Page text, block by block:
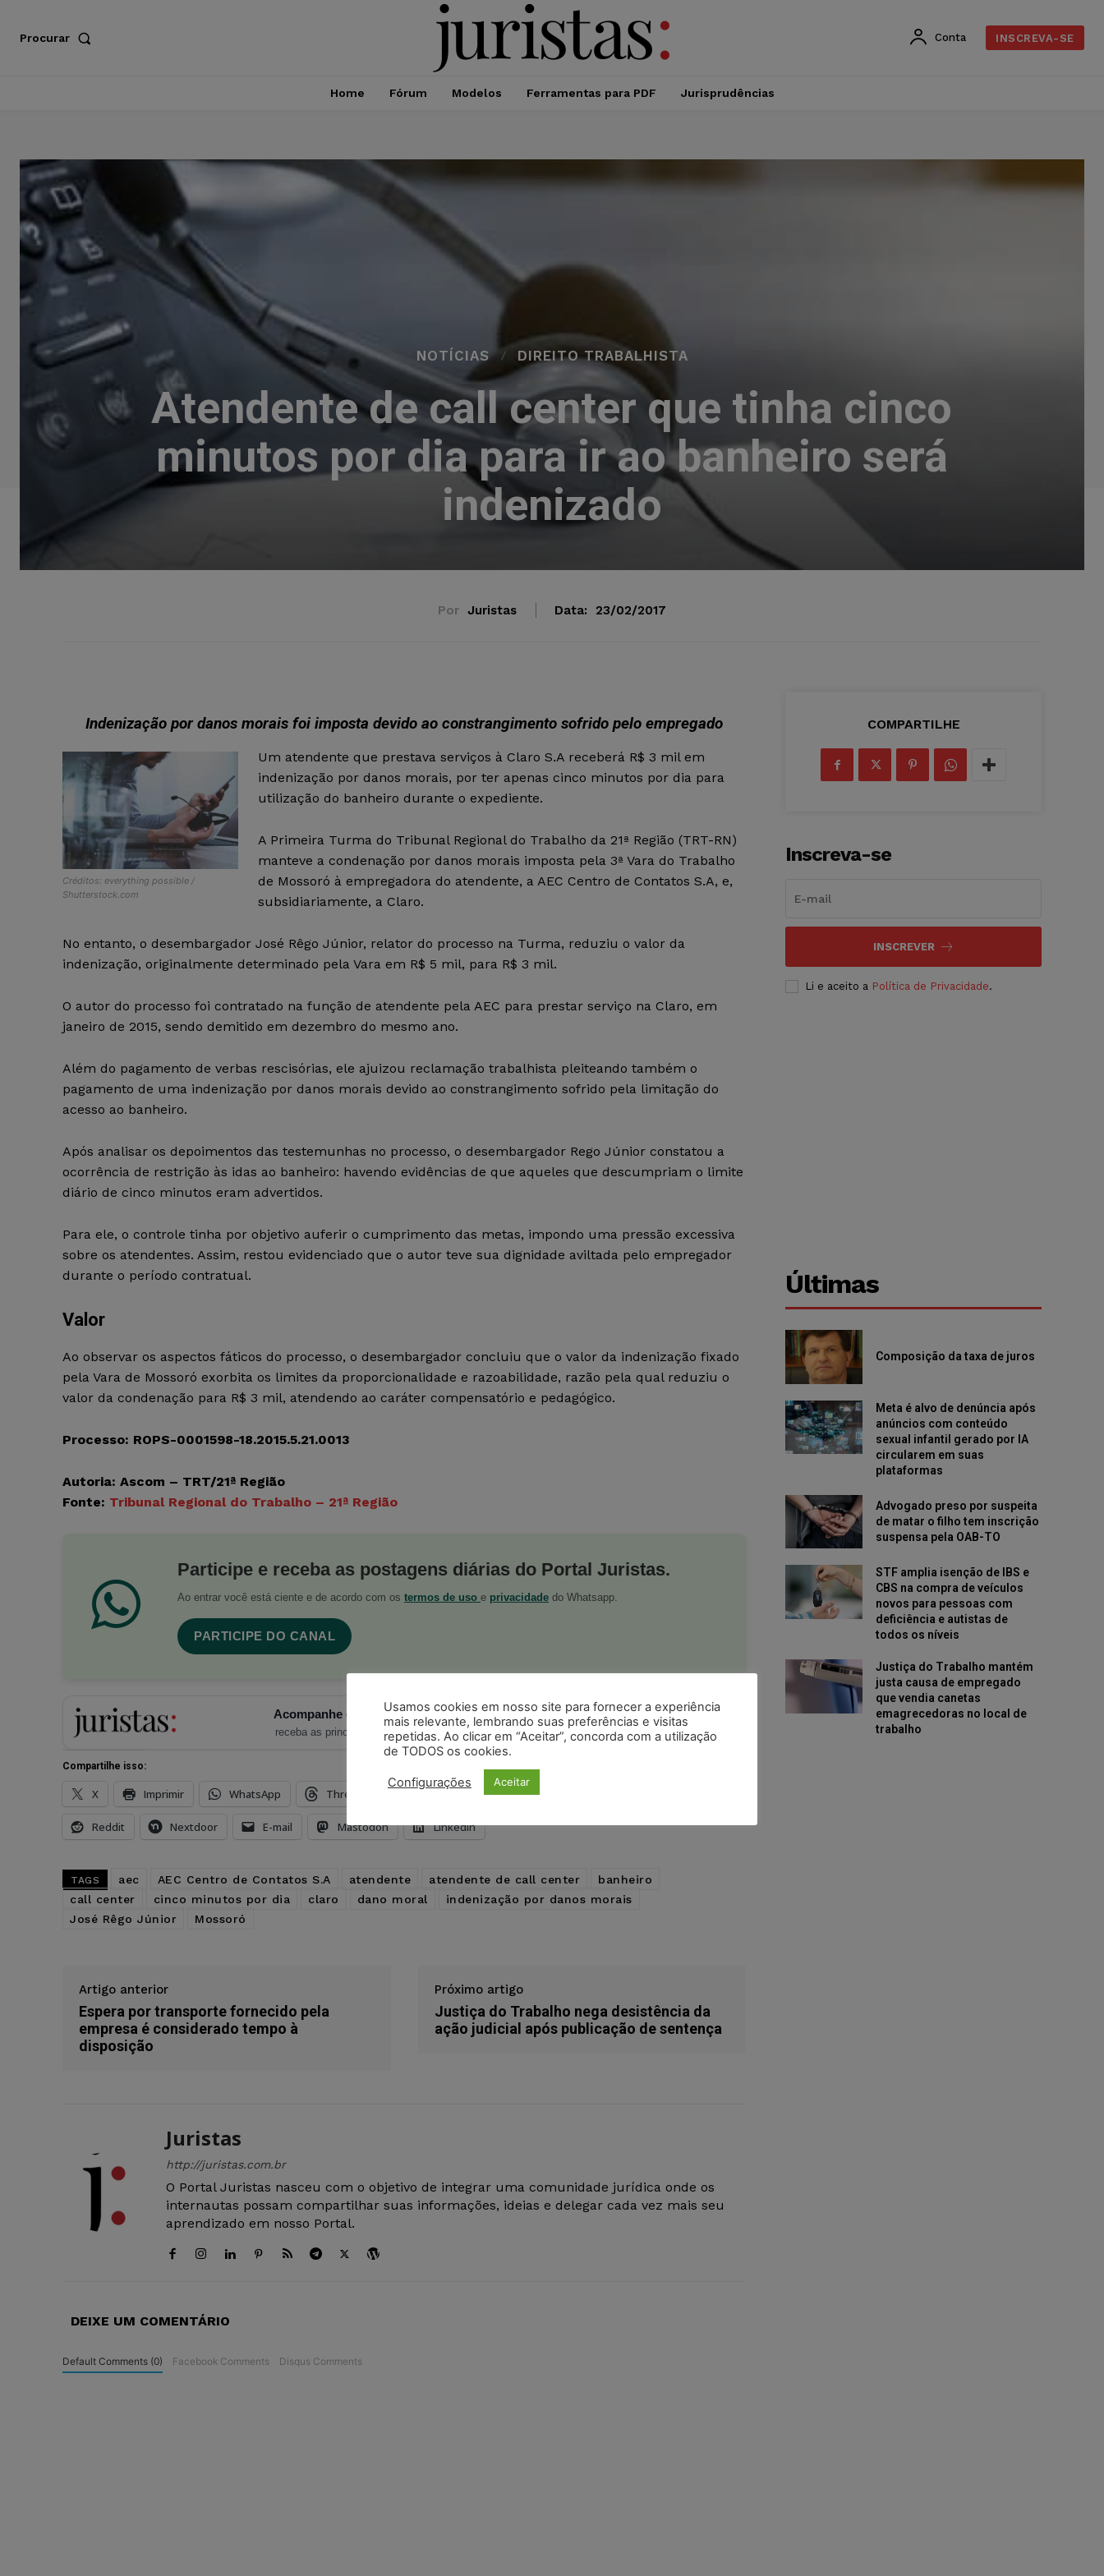
Procurar Conta INSCREVA-SE
Home Fórum Modelos Ferramentas para PDF Jurisprudências
NOTÍCIAS DIREITO TRABALHISTA
Atendente de call center que tinha cinco
minutos por dia para ir ao banheiro será
indenizado
Por Juristas Data: 23/02/2017
Indenização por danos morais foi imposta devido ao constrangimento sofrido pelo empregado
Créditos: everything possible /
Shutterstock.com
Um atendente que prestava serviços à Claro S.A receberá R$ 3 mil em
indenização por danos morais, por ter apenas cinco minutos por dia para
utilização do banheiro durante o expediente.
A Primeira Turma do Tribunal Regional do Trabalho da 21ª Região (TRT-RN)
manteve a condenação por danos morais imposta pela 3ª Vara do Trabalho
de Mossoró à empregadora do atendente, a AEC Centro de Contatos S.A, e,
subsidiariamente, a Claro.
No entanto, o desembargador José Rêgo Júnior, relator do processo na Turma, reduziu o valor da
indenização, originalmente determinado pela Vara em R$ 5 mil, para R$ 3 mil.
O autor do processo foi contratado na função de atendente pela AEC para prestar serviço na Claro, em
janeiro de 2015, sendo demitido em dezembro do mesmo ano.
Além do pagamento de verbas rescisórias, ele ajuizou reclamação trabalhista pleiteando também o
pagamento de uma indenização por danos morais devido ao constrangimento sofrido pela limitação do
acesso ao banheiro.
Após analisar os depoimentos das testemunhas no processo, o desembargador Rego Júnior constatou a
ocorrência de restrição às idas ao banheiro: havendo evidências de que aqueles que descumpriam o limite
diário de cinco minutos eram advertidos.
Para ele, o controle tinha por objetivo auferir o cumprimento das metas, impondo uma pressão excessiva
sobre os atendentes. Assim, restou evidenciado que o autor teve sua dignidade aviltada pelo empregador
durante o período contratual.
Valor
Ao observar os aspectos fáticos do processo, o desembargador concluiu que o valor da indenização fixado
pela Vara de Mossoró exorbita os limites da proporcionalidade e razoabilidade, razão pela qual reduziu o
valor da condenação para R$ 3 mil, atendendo ao caráter compensatório e pedagógico.
Processo: ROPS-0001598-18.2015.5.21.0013
Autoria: Ascom – TRT/21ª Região
Fonte: Tribunal Regional do Trabalho – 21ª Região
Participe e receba as postagens diárias do Portal Juristas.
Ao entrar você está ciente e de acordo com os termos de uso e privacidade do Whatsapp.
PARTICIPE DO CANAL
Acompanhe o Juristas no Google News
receba as principais notícias jurídicas do Brasil
Seguir no Google
Compartilhe isso:
X Imprimir WhatsApp Threads Facebook Telegram
Reddit Nextdoor E-mail Mastodon LinkedIn
TAGS aec AEC Centro de Contatos S.A atendente atendente de call center
banheiro
call center
cinco minutos por dia claro dano moral
indenização por danos morais
José Rêgo Júnior
Mossoró
Artigo anterior
Espera por transporte fornecido pela
empresa é considerado tempo à
disposição
Próximo artigo
Justiça do Trabalho nega desistência da
ação judicial após publicação de sentença
Juristas
http://juristas.com.br
O Portal Juristas nasceu com o objetivo de integrar uma comunidade jurídica onde os
internautas possam compartilhar suas informações, ideias e delegar cada vez mais seu
aprendizado em nosso Portal.
DEIXE UM COMENTÁRIO
Default Comments (0) Facebook Comments Disqus Comments
COMPARTILHE
Inscreva-se
INSCREVER
Li e aceito a Política de Privacidade.
Últimas
Composição da taxa de juros
Meta é alvo de denúncia após
anúncios com conteúdo
sexual infantil gerado por IA
circularem em suas
plataformas
Advogado preso por suspeita
de matar o filho tem inscrição
suspensa pela OAB-TO
STF amplia isenção de IBS e
CBS na compra de veículos
novos para pessoas com
deficiência e autistas de
todos os níveis
Justiça do Trabalho mantém
justa causa de empregado
que vendia canetas
emagrecedoras no local de
trabalho
Usamos cookies em nosso site para fornecer a experiência
mais relevante, lembrando suas preferências e visitas
repetidas. Ao clicar em “Aceitar”, concorda com a utilização
de TODOS os cookies.
Configurações Aceitar